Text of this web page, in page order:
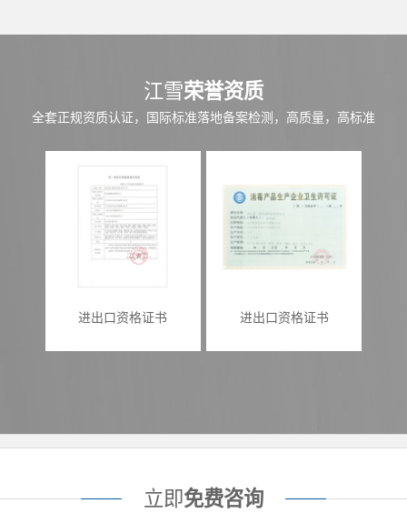
江雪荣誉资质
全套正规资质认证，国际标准落地备案检测，高质量，高标准
进出口资格证书 进出口资格证书
立即免费咨询